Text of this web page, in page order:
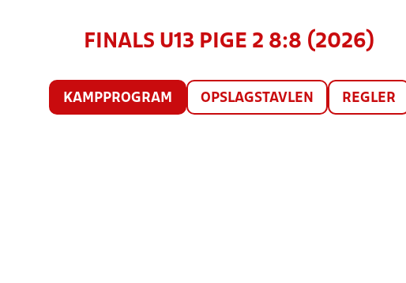
FINALS U13 PIGE 2 8:8 (2026)
KAMPPROGRAM OPSLAGSTAVLEN REGLER